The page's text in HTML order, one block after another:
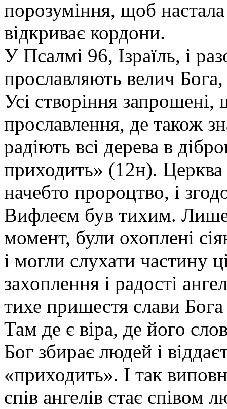
порозуміння, щоб
відкриває кордони.
У Псалмі 96, Ізраїль, і
прославляють велич Бога,
Усі створіння
прославлення, де також
радіють всі дерева в
приходить» (12н).
начебто пророцтво, і
Вифлеєм був тихим. Лише
момент, були охоплені
і могли слухати частину
захоплення і радості
тихе пришестя слави
Там де є віра, де його
Бог збирає людей і
«приходить». І так
спів ангелів стає співом